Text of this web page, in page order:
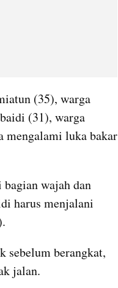
(35), warga
(31), warga
mengalami luka bakar
wajah dan
harus menjalani
sebelum berangkat,
jalan.